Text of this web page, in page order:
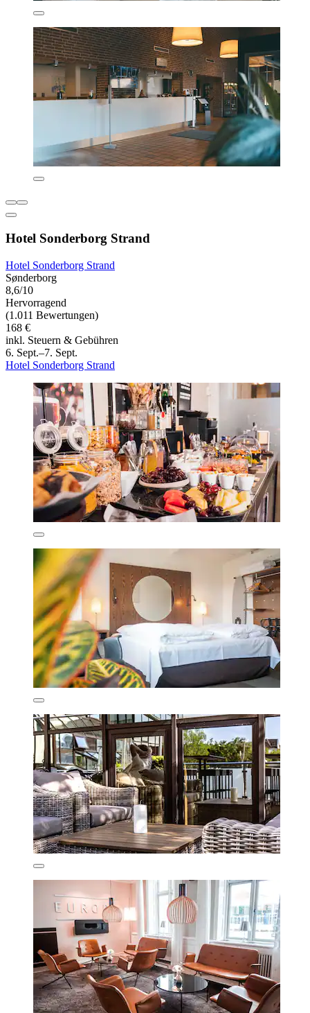
Hotel Sonderborg Strand
Hotel Sonderborg Strand
Sønderborg
8,6/10
Hervorragend
(1.011 Bewertungen)
168 €
inkl. Steuern & Gebühren
6. Sept.–7. Sept.
Hotel Sonderborg Strand